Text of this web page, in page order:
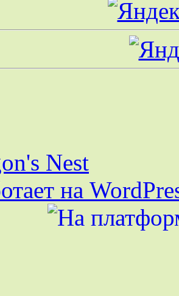
Nest
на